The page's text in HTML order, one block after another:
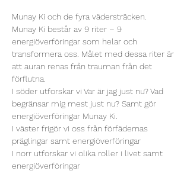
Munay Ki och de fyra vädersträcken.
Munay Ki består av 9 riter – 9
energiöverföringar som helar och
transformera oss. Målet med dessa riter är
att auran renas från trauman från det
förflutna.
I söder utforskar vi Var är jag just nu? Vad
begränsar mig mest just nu? Samt gör
energiöverföringar Munay Ki.
I väster frigör vi oss från förfädernas
präglingar samt energiöverföringar
I norr utforskar vi olika roller i livet samt
energiöverföringar